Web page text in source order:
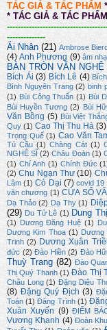
TÁC GIẢ & TÁC PHẨM *
* TÁC GIẢ & TÁC PHẨM
--------------
Ái Nhân (21) Ambrose
(4) Anh Phương (9) âm
BÀN TRÒN VĂN NGHỆ
Bích Ái (3) Bích Lê (4)
Bình Nguyên Trang (2) binh
(1) Bùi Công Thuấn (1) Bùi
Bùi Huyền Tương (2) Bùi
Văn Bồng (5) Bùi Việt
Quy (1) Cao Thị Thu Hà (3)
Trọng Quế (1) Cao Văn
Tú Cầu (1) Chàng Cát (1)
NGHỆ SĨ (2) Châu Đoàn (1)
(1) Chí Anh (1) Chính Đức
(2) Chu Ngạn Thư (10)
Lâm (1) Cỏ Dại (7) covid 19
văn chương (1) CỬA SỔ
Dạ Thảo (2) Dạ Thy (1)
(29) Du Tử Lê (1) Dung
(1)
Dương Đăng Huệ (1)
Dương Kim Thoa (1) Dương
Trinh (2) Dương Xuân
đức (2) Đào Hiền (2) Đào
Thuỳ Trang (82) Đào
Thị Quý Thanh (1) Đào Thị
Châu Long (1) Đặng Diệu
(8) Đặng Quý Địch (3)
Toán (1) Đăng Trình (1)
Xuân Xuyến (9) ĐIỂM
Vương Khanh (4) Đoàn